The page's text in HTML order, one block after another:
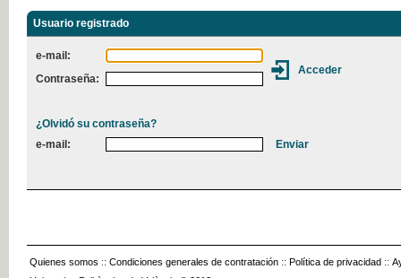
Usuario registrado
e-mail:
Contraseña:
¿Olvidó su contraseña?
e-mail:
Quienes somos :: Condiciones generales de contratación :: Política de privacidad ::